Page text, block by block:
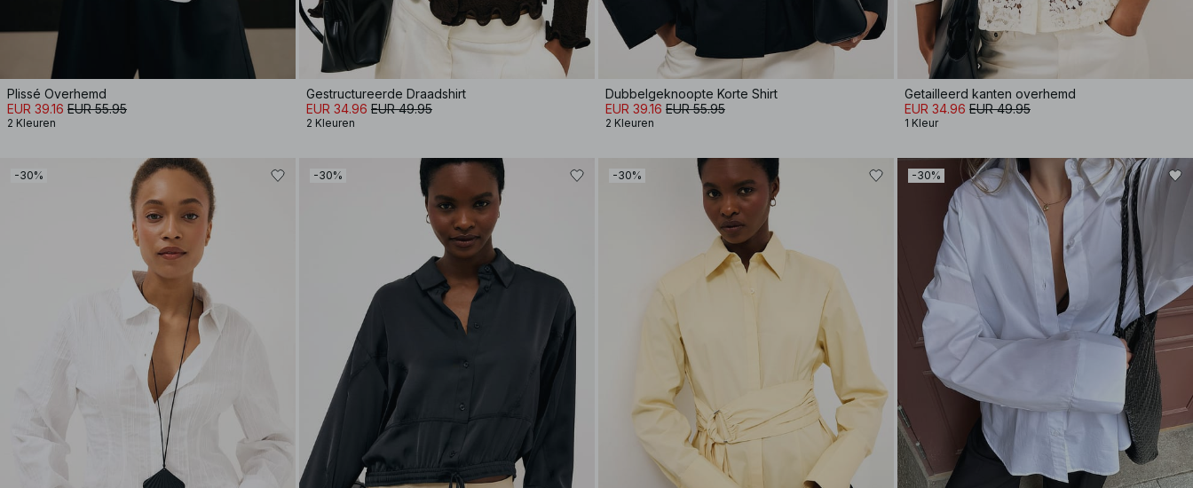
Plissé Overhemd
EUR 39.16 EUR 55.95
2 Kleuren
Gestructureerde Draadshirt
EUR 34.96 EUR 49.95
2 Kleuren
Dubbelgeknoopte Korte Shirt
EUR 39.16 EUR 55.95
2 Kleuren
Getailleerd kanten overhemd
EUR 34.96 EUR 49.95
1 Kleur
-30% -30% -30% -30%